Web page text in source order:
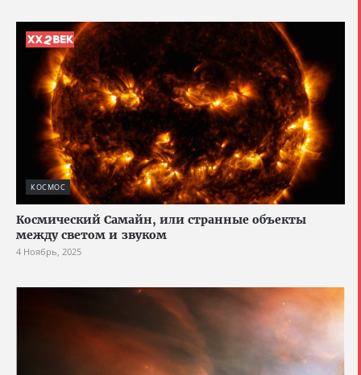
КОСМОС
Космический Самайн, или странные объекты
между светом и звуком
4 Ноябрь, 2025